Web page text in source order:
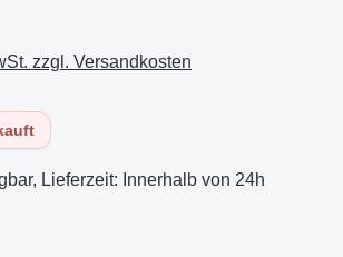
zzgl. Versandkosten
Lieferzeit: Innerhalb von 24h